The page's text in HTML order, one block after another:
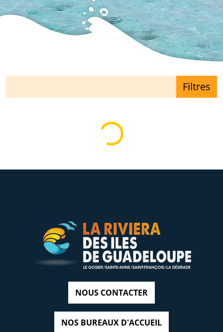
Loading... Filtres
Loading...
NOUS CONTACTER
NOS BUREAUX D'ACCUEIL